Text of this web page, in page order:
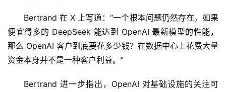
Bertrand 在 X 上写道：“一个根本问题仍然存在。如果
便宜得多的 DeepSeek 能达到 OpenAI 最新模型的性能，
那么 OpenAI 客户到底要花多少钱？在数据中心上花费大量
资金本身并不是一种客户利益。”
Bertrand 进一步指出，OpenAI 对基础设施的关注可